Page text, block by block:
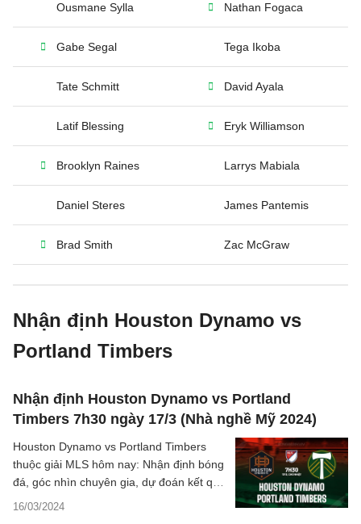
Ousmane Sylla Nathan Fogaca
Gabe Segal Tega Ikoba
Tate Schmitt David Ayala
Latif Blessing Eryk Williamson
Brooklyn Raines Larrys Mabiala
Daniel Steres James Pantemis
Brad Smith Zac McGraw
Nhận định Houston Dynamo vs
Portland Timbers
Nhận định Houston Dynamo vs Portland
Timbers 7h30 ngày 17/3 (Nhà nghề Mỹ 2024)
16/03/2024
Houston Dynamo vs Portland Timbers
thuộc giải MLS hôm nay: Nhận định bóng
đá, góc nhìn chuyên gia, dự đoán kết quả
trận đấu, phân tích chi tiết về hai đội.